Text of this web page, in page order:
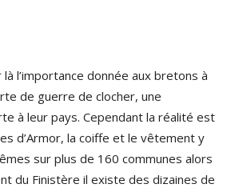
là l’importance donnée aux bretons à
de guerre de clocher, une
à leur pays. Cependant la réalité est
d’Armor, la coiffe et le vêtement y
sur plus de 160 communes alors
du Finistère il existe des dizaines de